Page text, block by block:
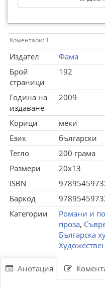
Коментари: 1
Издател
Фама
Брой
страници
192
Година на
издаване
2009
Корици
меки
Език
български
Тегло
200 грама
Размери
20x13
ISBN
Баркод
Категории
Романи и
проза,
Българска
Анотация